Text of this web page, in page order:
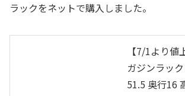
ラックをネットで購入しました。
【7/1より
ガジンラッ
51.5 奥行16